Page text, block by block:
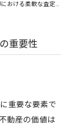
ける柔軟な査定の重要性
重要性
重要な要素で
動産の価値は